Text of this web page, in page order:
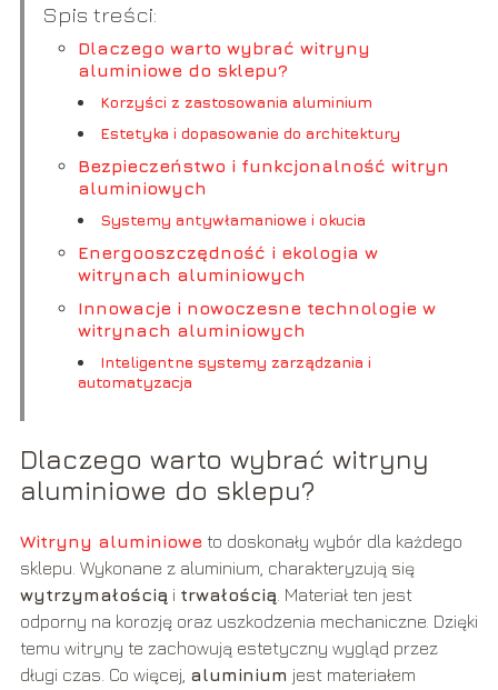
Spis treści:
Dlaczego warto wybrać witryny
aluminiowe do sklepu?
Korzyści z zastosowania aluminium
Estetyka i dopasowanie do architektury
Bezpieczeństwo i funkcjonalność witryn
aluminiowych
Systemy antywłamaniowe i okucia
Energooszczędność i ekologia w
witrynach aluminiowych
Innowacje i nowoczesne technologie w
witrynach aluminiowych
Inteligentne systemy zarządzania i
automatyzacja
Dlaczego warto wybrać witryny
aluminiowe do sklepu?
Witryny aluminioweto doskonały wybór dla każdego
sklepu. Wykonane z aluminium, charakteryzują się
wytrzymałością i trwałością . Materiał ten jest
odporny na korozję oraz uszkodzenia mechaniczne. Dzięki
temu witryny te zachowują estetyczny wygląd przez
długi czas. Co więcej, aluminium jest materiałem